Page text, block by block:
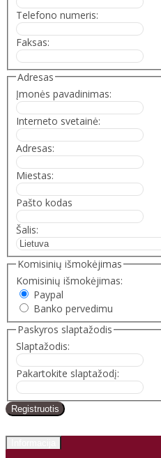
Telefono numeris:
Faksas:
Adresas
Įmonės pavadinimas:
Interneto svetainė:
Adresas:
Miestas:
Pašto kodas
Šalis:
Komisinių išmokėjimas
Komisinių išmokėjimas:
Paypal
Banko pervedimu
Paskyros slaptažodis
Slaptažodis:
Pakartokite slaptažodį: